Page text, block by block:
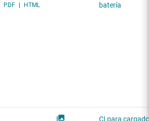
PDF HTML
batería
CI para